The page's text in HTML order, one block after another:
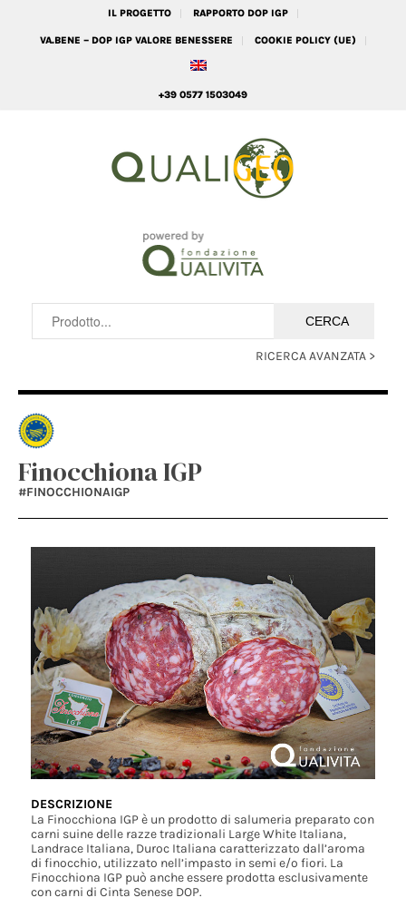
IL PROGETTO RAPPORTO DOP IGP
VA.BENE – DOP IGP VALORE BENESSERE COOKIE POLICY (UE)
+39 0577 1503049
RICERCA AVANZATA >
Finocchiona IGP
#FINOCCHIONAIGP
DESCRIZIONE
La Finocchiona IGP è un prodotto di salumeria preparato con
carni suine delle razze tradizionali Large White Italiana,
Landrace Italiana, Duroc Italiana caratterizzato dall’aroma
di finocchio, utilizzato nell’impasto in semi e/o fiori. La
Finocchiona IGP può anche essere prodotta esclusivamente
con carni di Cinta Senese DOP.